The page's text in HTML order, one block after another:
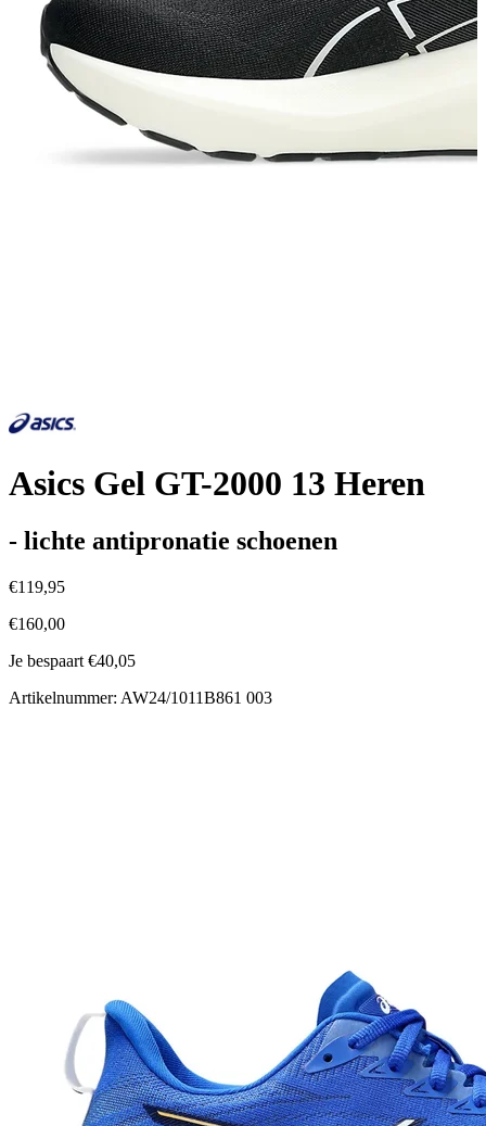
Asics Gel GT-2000 13 Heren
- lichte antipronatie schoenen
€119,95
€160,00
Je bespaart €40,05
Artikelnummer: AW24/1011B861 003